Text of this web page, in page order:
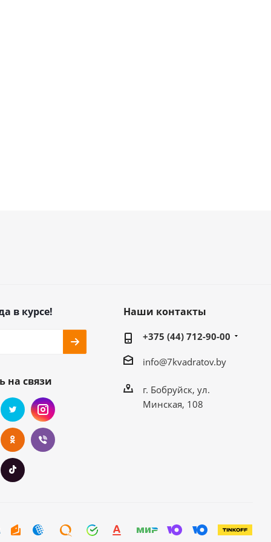
в курсе!
на связи
Наши контакты
+375 (44) 712-90-00
info@7kvadratov.by
г. Бобруйск, ул.
Минская, 108